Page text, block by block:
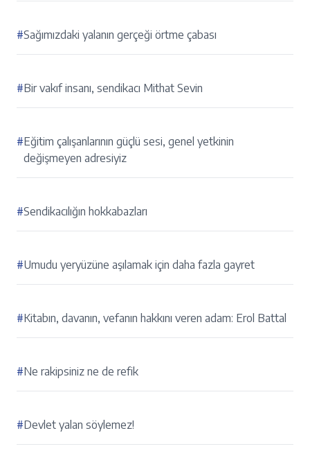
#Sağımızdaki yalanın gerçeği örtme çabası
#Bir vakıf insanı, sendikacı Mithat Sevin
#Eğitim çalışanlarının güçlü sesi, genel yetkinin
değişmeyen adresiyiz
#Sendikacılığın hokkabazları
#Umudu yeryüzüne aşılamak için daha fazla gayret
#Kitabın, davanın, vefanın hakkını veren adam: Erol Battal
#Ne rakipsiniz ne de refik
#Devlet yalan söylemez!